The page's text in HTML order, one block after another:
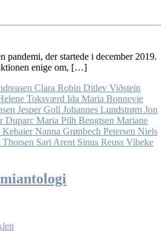
pandemi, der startede i december 2019.
enige om, […]
Clara Robin Ditlev Viðstein
Toksværd Ida Maria Bonnevie
Jesper Goll Johannes Lundstrøm Jon
Duparc Maria Pilh Bengtsen Mariane
Kebaier Nanna Grønbech Petersen Niels
Sari Arent Sinus Reuss Vibeke